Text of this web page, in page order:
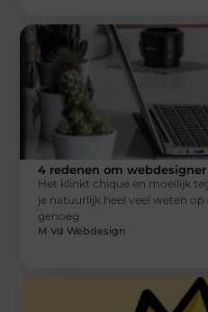
4 redenen om
Het klinkt chique en moeilijk
je natuurlijk heel veel weten op
genoeg
M Vd Webdesign